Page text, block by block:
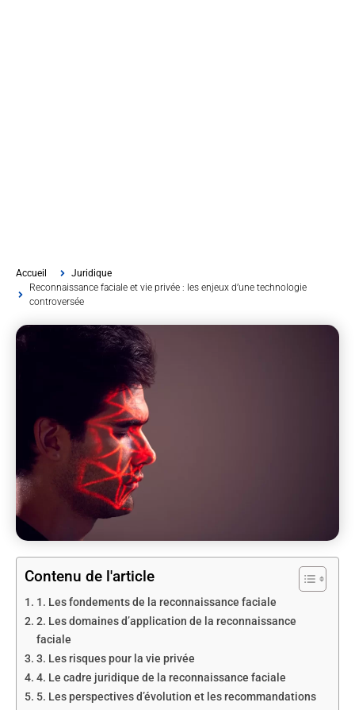
Accueil
Juridique
Reconnaissance faciale et vie privée : les enjeux d’une technologie
controversée
Contenu de l'article
1. Les fondements de la reconnaissance faciale
2. Les domaines d’application de la reconnaissance
faciale
3. Les risques pour la vie privée
4. Le cadre juridique de la reconnaissance faciale
5. Les perspectives d’évolution et les recommandations